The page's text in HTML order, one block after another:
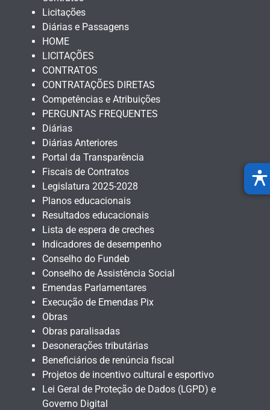
Licitações
Diárias e Passagens
HOME
LICITAÇÕES
CONTRATOS
CONTRATAÇÕES DIRETAS
Competências e Atribuições
PERGUNTAS FREQUENTES
Diárias
Diárias Anteriores
Portal da Transparência
Fiscais de Contratos
Legislatura 2025-2028
Planos educacionais
Resultados educacionais
Lista de espera de creches
Indicadores de desempenho
Conselho do Fundeb
Conselho de Assistência Social
Emendas Parlamentares
Execução de Emendas Pix
Obras
Obras paralisadas
Desonerações tributárias
Beneficiários de renúncia fiscal
Projetos de incentivo cultural e esportivo
Lei Geral de Proteção de Dados (LGPD) e
Governo Digital